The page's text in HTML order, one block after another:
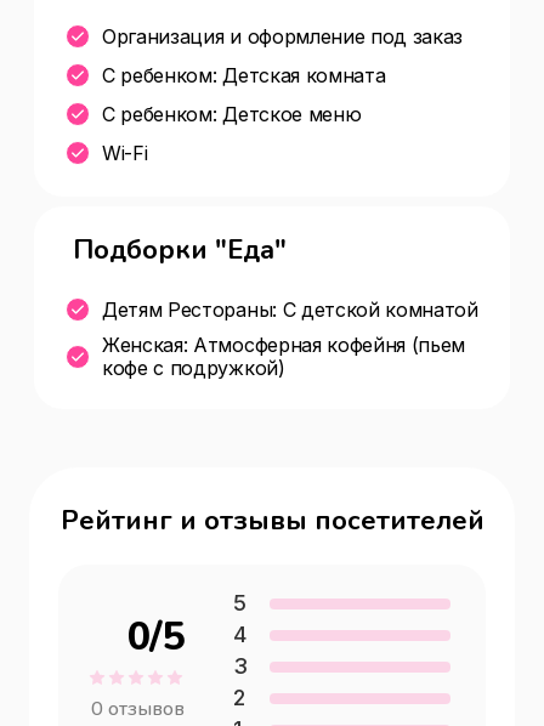
Организация и оформление под заказ
С ребенком: Детская комната
С ребенком: Детское меню
Wi-Fi
Подборки "Еда"
Детям Рестораны: С детской комнатой
Женская: Атмосферная кофейня (пьем
кофе с подружкой)
Рейтинг и отзывы посетителей
0/5
0 отзывов
5
4
3
2